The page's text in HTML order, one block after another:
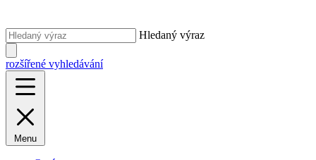
Hledaný výraz
rozšířené vyhledávání
Menu